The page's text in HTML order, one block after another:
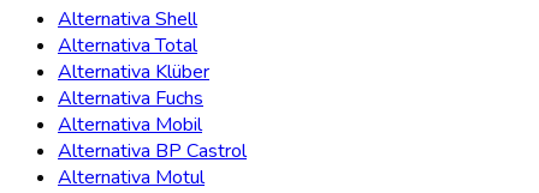
Alternativa Shell
Alternativa Total
Alternativa Klüber
Alternativa Fuchs
Alternativa Mobil
Alternativa BP Castrol
Alternativa Motul